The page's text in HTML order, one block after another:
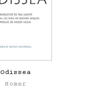
Odissea
Homer